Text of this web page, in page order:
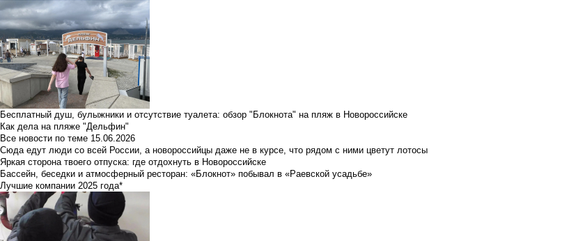
Бесплатный душ, булыжники и отсутствие туалета: обзор "Блокнота" на пляж в Новороссийске
Как дела на пляже "Дельфин"
Все новости по теме 15.06.2026
Сюда едут люди со всей России, а новороссийцы даже не в курсе, что рядом с ними цветут лотосы
Яркая сторона твоего отпуска: где отдохнуть в Новороссийске
Бассейн, беседки и атмосферный ресторан: «Блокнот» побывал в «Раевской усадьбе»
Лучшие компании 2025 года*